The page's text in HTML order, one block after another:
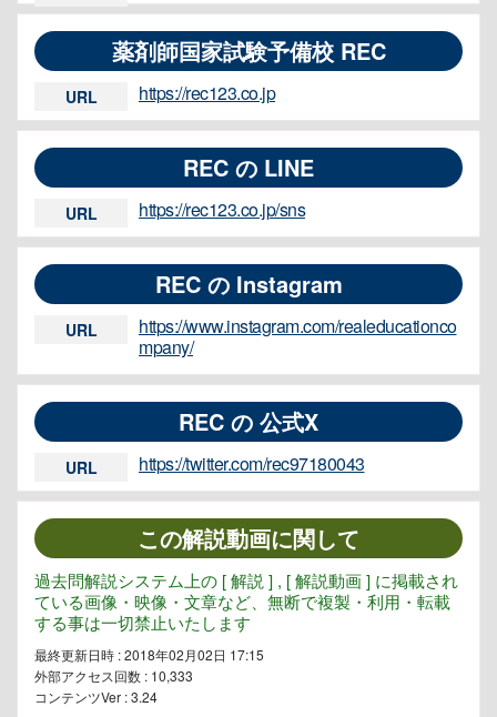
薬剤師国家試験予備校 REC
URL https://rec123.co.jp
REC の LINE
URL https://rec123.co.jp/sns
REC の Instagram
URL
https://www.instagram.com/realeducationco
mpany/
REC の 公式X
URL https://twitter.com/rec97180043
この解説動画に関して
過去問解説システム上の [ 解説 ] , [ 解説動画 ] に掲載され
ている画像・映像・文章など、無断で複製・利用・転載
する事は一切禁止いたします
最終更新日時 : 2018年02月02日 17:15
外部アクセス回数 : 10,333
コンテンツVer : 3.24